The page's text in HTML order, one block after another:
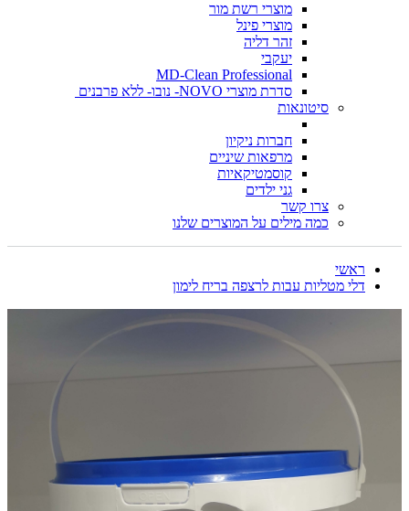
מוצרי רשת מור
מוצרי פינל
זהר דליה
יעקבי
MD-Clean Professional
סדרת מוצרי NOVO- נובו- ללא פרבנים
סיטונאות
חברות ניקיון
מרפאות שיניים
קוסמטיקאיות
גני ילדים
צרו קשר
כמה מילים על המוצרים שלנו
ראשי
דלי מטליות עבות לרצפה בריח לימון